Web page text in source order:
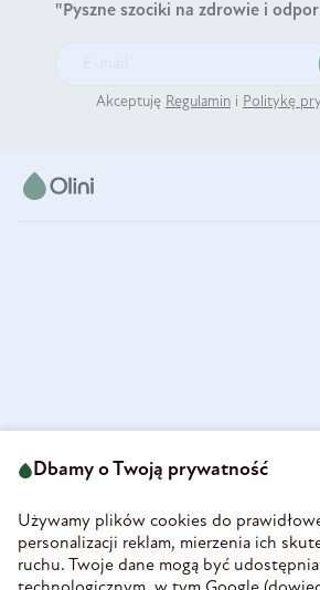
"Pyszne szociki na zdrowie i
Akceptuję Regulamin i Politykę
58-160 Świebodzice
REGON 890213034
INFORMACJE
Dbamy o Twoją prywatność
Używamy plików cookies do
personalizacji reklam, mierzenia ich
ruchu. Twoje dane mogą być